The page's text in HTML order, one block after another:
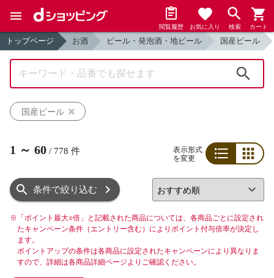
閲覧履歴 お気に入り 検索 カート
トップページ お酒 ビール・発泡酒・地ビール 国産ビール
国産ビール
1 ～ 60 / 778 件
表示形式
を変更
条件で絞り込む
※ 「ポイント最大○倍」と記載された商品については、各商品ごとに設定され
たキャンペーン条件（エントリー含む）によりポイント付与倍率が決定し
ます。
ポイントアップの条件は各商品に設定されたキャンペーンにより異なりま
すので、詳細は各商品詳細ページよりご確認ください。